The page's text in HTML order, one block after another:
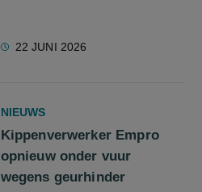
22 JUNI 2026
NIEUWS
Kippenverwerker Empro
opnieuw onder vuur
wegens geurhinder